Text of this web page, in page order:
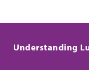
Understanding